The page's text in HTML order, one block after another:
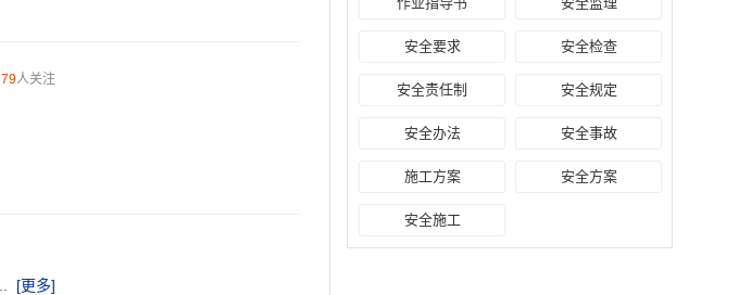
79人关注
[更多]
安全要求 安全检查
安全责任制 安全规定
安全办法 安全事故
施工方案 安全方案
安全施工